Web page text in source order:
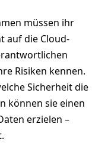
müssen ihr
auf die Cloud-
Risiken kennen.
Sicherheit die
können sie einen
erzielen –